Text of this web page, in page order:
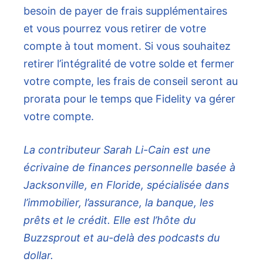
besoin de payer de frais supplémentaires
et vous pourrez vous retirer de votre
compte à tout moment. Si vous souhaitez
retirer l’intégralité de votre solde et fermer
votre compte, les frais de conseil seront au
prorata pour le temps que Fidelity va gérer
votre compte.
La contributeur Sarah Li-Cain est une
écrivaine de finances personnelle basée à
Jacksonville, en Floride, spécialisée dans
l’immobilier, l’assurance, la banque, les
prêts et le crédit. Elle est l’hôte du
Buzzsprout et au-delà des podcasts du
dollar.